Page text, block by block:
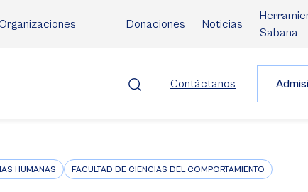
Donaciones Noticias
Sabana
Contáctanos
HUMANAS FACULTAD DE CIENCIAS DEL COMPORTAMIENTO